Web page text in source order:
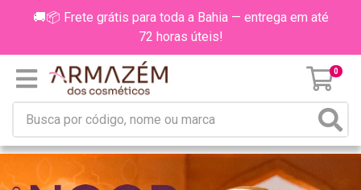
🚚📦 Frete grátis para toda a Bahia — entrega em até
72 horas úteis!
0